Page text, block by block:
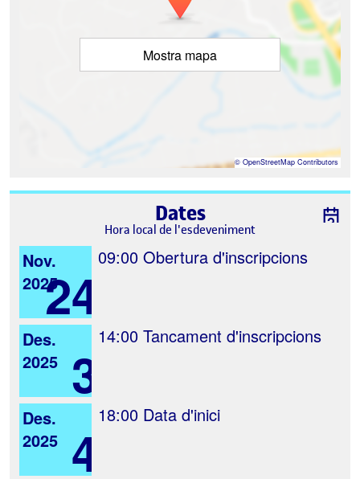
Mostra mapa
© OpenStreetMap Contributors
Dates
Hora local de l'esdeveniment
Nov.
202524
09:00 Obertura d'inscripcions
Des.
2025
3
14:00 Tancament d'inscripcions
Des.
2025
4
18:00 Data d'inici